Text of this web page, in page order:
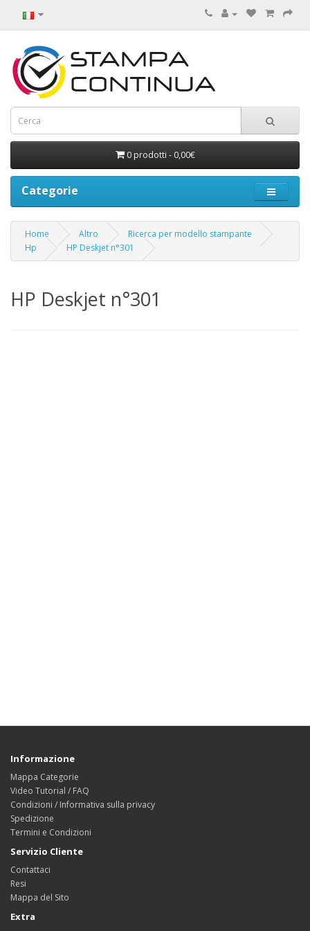
0 prodotti - 0,00€
Categorie
Home Altro
Ricerca per modello stampante
Hp
HP Deskjet n°301
HP Deskjet n°301
Informazione
Mappa Categorie
Video Tutorial / FAQ
Condizioni / Informativa sulla privacy
Spedizione
Termini e Condizioni
Servizio Cliente
Contattaci
Resi
Mappa del Sito
Extra